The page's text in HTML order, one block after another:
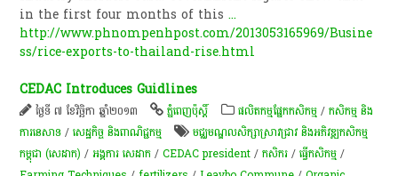
in the first four months of this...
http://www.phnompenhpost.com/2013053165969/Busine
ss/rice-exports-to-thailand-rise.html
CEDAC Introduces Guidlines
ថ្ងៃទី ៧ ខែវិច្ឆិកា ឆ្នាំ២០១៣ ភ្នំពេញប៉ុស្តិ៍ ​ផលិតកម្ម​ផ្នែក​កសិកម្ម​ /កសិកម្ម​ និង​
ការ​នេ​សាទ​ /សេដ្ឋកិច្ច និងពាណិជ្ជកម្ម
មជ្ឈមណ្ឌល​​​សិក្សា​ស្រាវជ្រាវ​ និង​អភិវឌ្ឍ​កសិកម្ម​
កម្ពុជា​ (សេដាក​) /អង្គការ សេដាក/CEDAC president /កសិករ /ធ្វើកសិកម្ម /